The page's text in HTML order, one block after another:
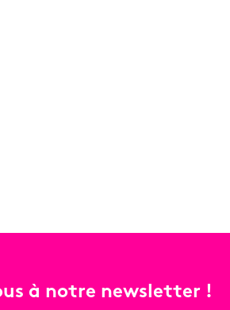
à notre newsletter !